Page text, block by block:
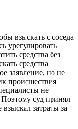
взыскать с соседа
урегулировать
средства без
средства
заявление, но не
происшествия
не
Поэтому суд принял
затраты за